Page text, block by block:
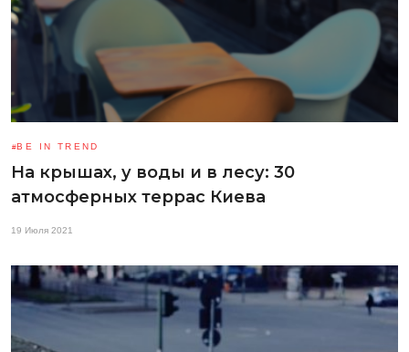
BE IN TREND
На крышах, у воды и в лесу: 30
атмосферных террас Киева
19 Июля 2021